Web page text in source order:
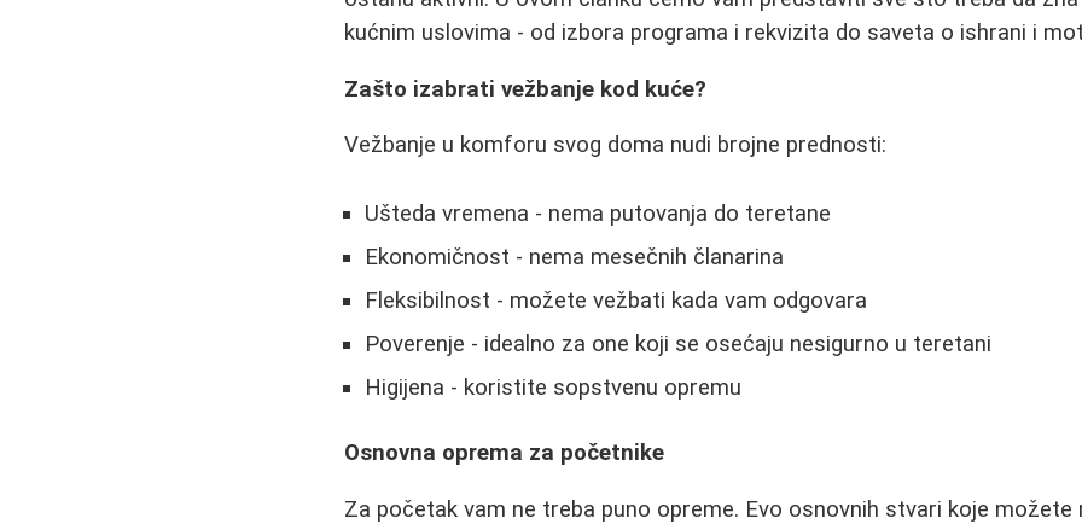
kućnim uslovima - od izbora programa i rekvizita do saveta o ishrani i
Zašto izabrati vežbanje kod kuće?
Vežbanje u komforu svog doma nudi brojne prednosti:
Ušteda vremena - nema putovanja do teretane
Ekonomičnost - nema mesečnih članarina
Fleksibilnost - možete vežbati kada vam odgovara
Poverenje - idealno za one koji se osećaju nesigurno u teretani
Higijena - koristite sopstvenu opremu
Osnovna oprema za početnike
Za početak vam ne treba puno opreme. Evo osnovnih stvari koje možete